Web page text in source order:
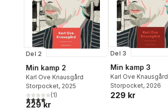
Del 2
Min kamp 2
Karl Ove Knausgård
Storpocket, 2025
4,0utav 5 stjärnor. Totalt antal röster:
(1)
229 kr
Del 3
Min kamp 3
Karl Ove Knausgård
Storpocket, 2026
229 kr